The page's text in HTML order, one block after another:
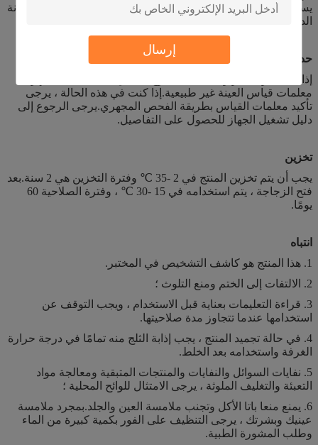
إرسال
يستخدم لإغلاق (على سبيل المثال ، Mindray's ez Cleanser) والصيانة
الدورية.
حدود طريقة الكشف
إذا كانت درجة حرارة الكاشف خارج النطاق المحدد ، فقد تظهر
معلمات قياس العينة غير طبيعية.إذا كنت في هذه الحالة ، يرجى
تأكيد معلمات القياس بطريقة الفحص المجهري.يرجى الرجوع إلى
دليل تشغيل الجهاز للحصول على التفاصيل.
تخزين
يجب أن يتم تخزين المنتج في 2 -35 ℃ وفترة التخزين هي 2 سنة.بعد
فتح الزجاجة ، يتم استخدامه في 15 -30 ℃ ، وفترة الصلاحية 60
يومًا.
انتباه
1. هذا المنتج هو كاشف التشخيص في المختبر.
2. الالتفات إلى الختم ومنع التلوث ؛
3. قراءة التعليمات بعناية قبل الاستخدام ، ويجب التوقف عن
استخدامها عندما تتجاوز مدة صلاحيتها.
4. في حالة تجميد المنتج ، يجب إذابة الثلج منه تمامًا في درجة حرارة
الغرفة واستخدامه بعد الخلط.
5. نفايات السوائل والنفايات والمنتجات المتبقية ومعالجة مواد
التعبئة والتغليف الملوثة ، يرجى الامتثال للوائح المحلية ؛
6. يمنع منعا باتا الأكل وتجنب ملامسة العين والجلد.بمجرد ملامسة
عينيك وبشرتك ، يرجى التنظيف على الفور بكمية كبيرة من الماء
وطلب المشورة الطبية.